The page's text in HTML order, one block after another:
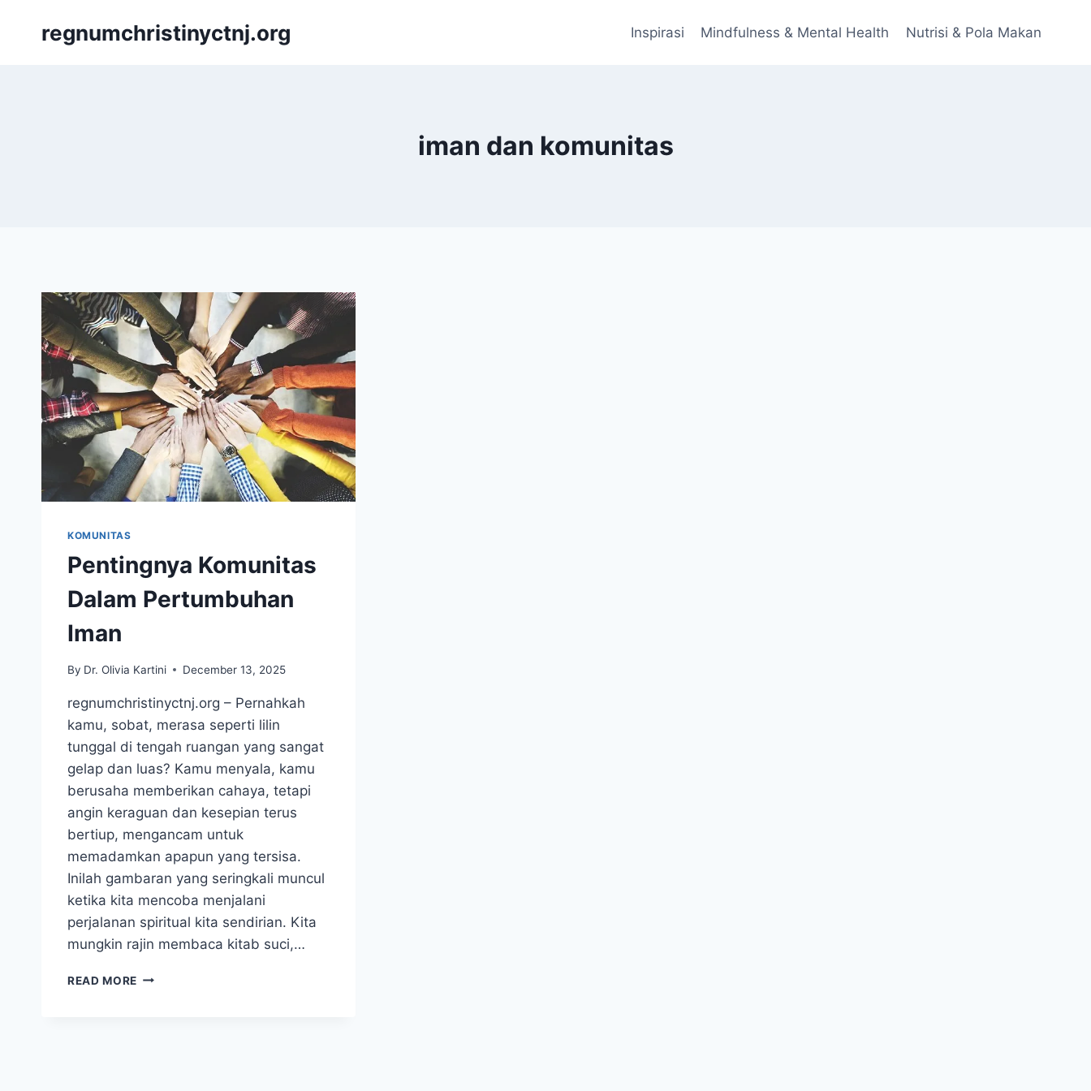
regnumchristinyctnj.org Inspirasi Mindfulness & Mental Health Nutrisi & Pola Makan
iman dan komunitas
KOMUNITAS
Pentingnya Komunitas
Dalam Pertumbuhan
Iman
By Dr. Olivia Kartini December 13, 2025
regnumchristinyctnj.org – Pernahkah
kamu, sobat, merasa seperti lilin
tunggal di tengah ruangan yang sangat
gelap dan luas? Kamu menyala, kamu
berusaha memberikan cahaya, tetapi
angin keraguan dan kesepian terus
bertiup, mengancam untuk
memadamkan apapun yang tersisa.
Inilah gambaran yang seringkali muncul
ketika kita mencoba menjalani
perjalanan spiritual kita sendirian. Kita
mungkin rajin membaca kitab suci,…
READ MORE PENTINGNYA